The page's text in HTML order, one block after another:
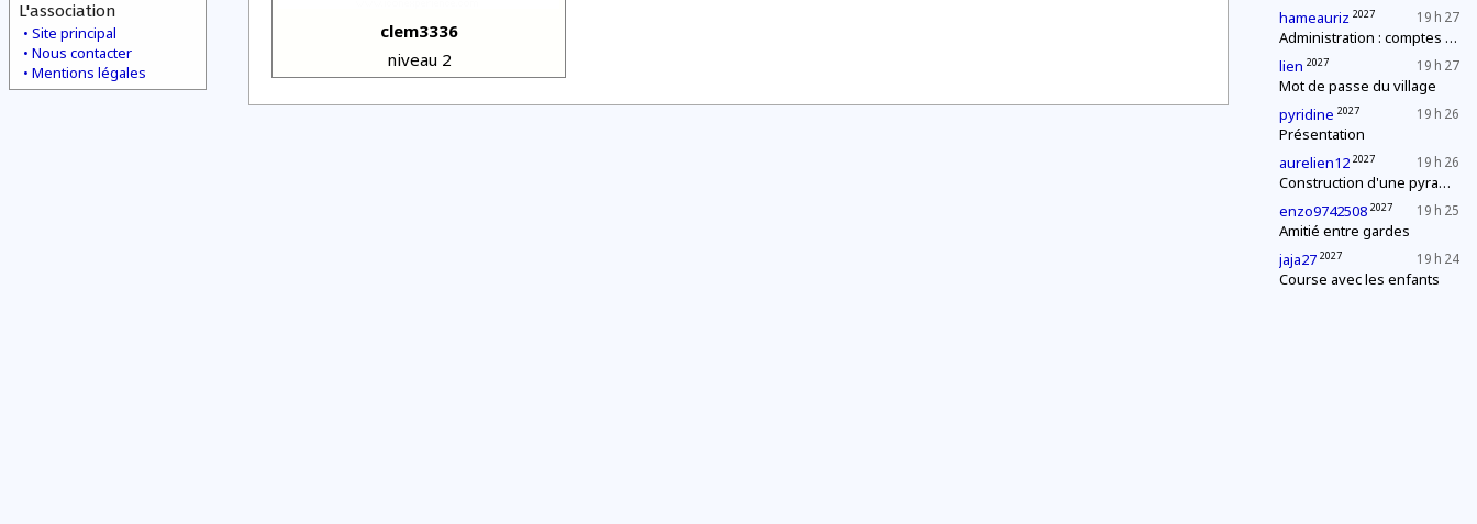
L'association
Site principal
Nous contacter
Mentions légales
19 h 27
hameauriz 2027
Administration : comptes annuels
19 h 27
lien 2027
Mot de passe du village
19 h 26
pyridine 2027
Présentation
19 h 26
aurelien12 2027
Construction d'une pyramide
19 h 25
enzo9742508 2027
Amitié entre gardes
19 h 24
jaja27 2027
Course avec les enfants
clem3336
niveau 2